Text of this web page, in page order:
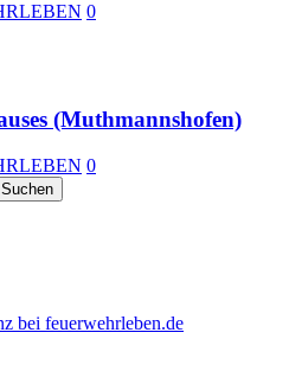
0
(Muthmannshofen)
0
bei feuerwehrleben.de